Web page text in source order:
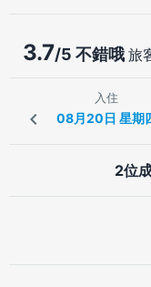
3.7/5 不錯哦 旅
入住
2位